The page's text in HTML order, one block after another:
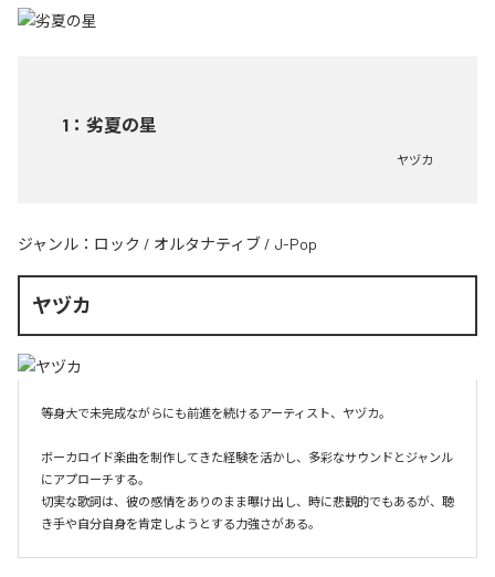
1 ： 劣夏の星
ヤヅカ
ジャンル： ロック / オルタナティブ / J-Pop
ヤヅカ
等身大で未完成ながらにも前進を続けるアーティスト、ヤヅカ。
ボーカロイド楽曲を制作してきた経験を活かし、多彩なサウンドとジャンル
にアプローチする。
切実な歌詞は、彼の感情をありのまま曝け出し、時に悲観的でもあるが、聴
き手や自分自身を肯定しようとする力強さがある。